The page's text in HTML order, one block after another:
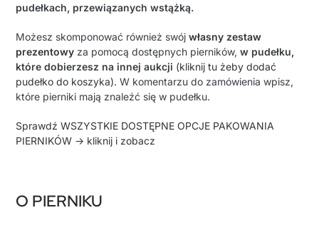
pudełkach, przewiązanych wstążką.
Możesz skomponować również swójwłasny zestaw
prezentowy za pomocą dostępnych pierników,w pudełku,
które dobierzesz na innej aukcji (kliknij tu żeby dodać
pudełko do koszyka).W komentarzu do zamówienia wpisz,
które pierniki mają znaleźć się w pudełku.
Sprawdź WSZYSTKIE DOSTĘPNE OPCJE PAKOWANIA
PIERNIKÓW -> kliknij i zobacz
O PIERNIKU